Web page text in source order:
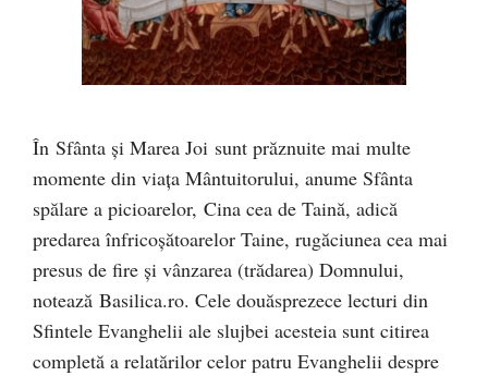
În Sfânta şi Marea Joi sunt prăznuite mai multe
momente din viața Mântuitorului, anume Sfânta
spălare a picioarelor, Cina cea de Taină, adică
predarea înfricoşătoarelor Taine, rugăciunea cea mai
presus de fire şi vânzarea (trădarea) Domnului,
notează Basilica.ro. Cele douăsprezece lecturi din
Sfintele Evanghelii ale slujbei acesteia sunt citirea
completă a relatărilor celor patru Evanghelii despre